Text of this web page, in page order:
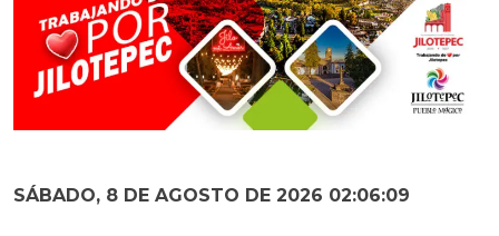
SÁBADO, 8 DE AGOSTO DE 2026 02:06:10